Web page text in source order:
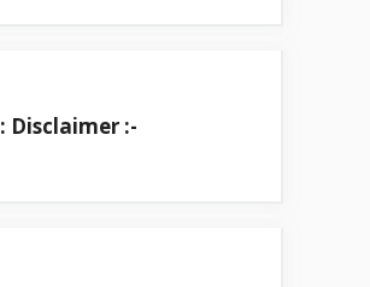
: Disclaimer :-